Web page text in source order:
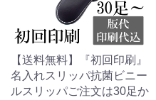
【送料無料】『初回印刷』
名入れスリッパ抗菌ビニー
ルスリッパご注文は30足か